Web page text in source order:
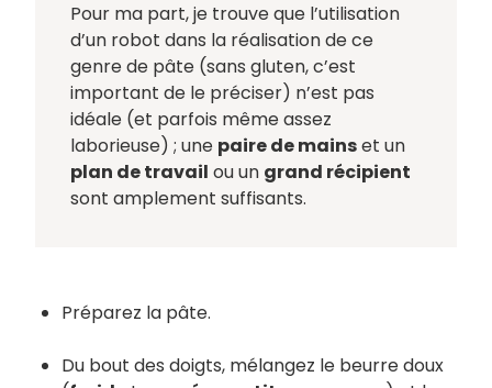
Pour ma part, je trouve que l’utilisation
d’un robot dans la réalisation de ce
genre de pâte (sans gluten, c’est
important de le préciser) n’est pas
idéale (et parfois même assez
laborieuse) ; une paire de mainset un
plan de travail ou un grand récipient
sont amplement suffisants.
Préparez la pâte.
Du bout des doigts, mélangez le beurre doux